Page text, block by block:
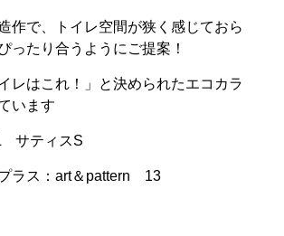
作で、トイレ空間が狭く感じておら
ったり合うようにご提案！
レはこれ！」と決められたエコカラ
います
サティスS
ラス：art＆pattern 13